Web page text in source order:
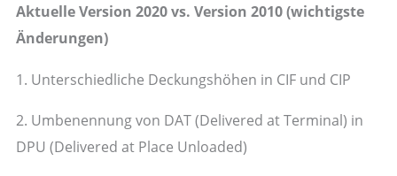
Aktuelle Version 2020 vs. Version 2010 (wichtigste
Änderungen)
1. Unterschiedliche Deckungshöhen in CIF und CIP
2. Umbenennung von DAT (Delivered at Terminal) in
DPU (Delivered at Place Unloaded)